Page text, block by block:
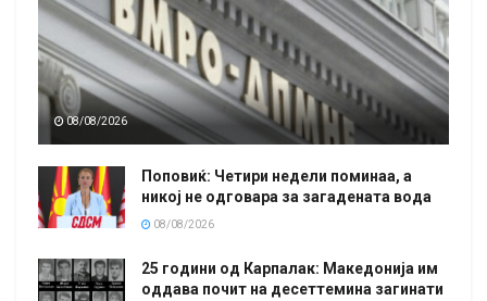
08/08/2026
Поповиќ: Четири недели поминаа, а
никој не одговара за загадената вода
08/08/2026
25 години од Карпалак: Македонија им
оддава почит на десеттемина загинати